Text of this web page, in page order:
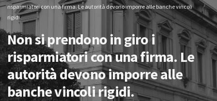
risparmiatori con una firma. Le autorità devono imporre alle banche vincoli
rigidi.
Non si prendono in giro i
risparmiatori con una firma. Le
autorità devono imporre alle
banche vincoli rigidi.